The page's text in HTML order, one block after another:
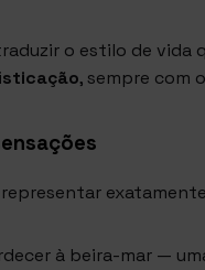
o estilo de
, sempre com
à beira-mar —